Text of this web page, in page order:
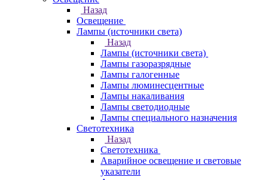
Назад
Освещение
Лампы (источники света)
Назад
Лампы (источники света)
Лампы газоразрядные
Лампы галогенные
Лампы люминесцентные
Лампы накаливания
Лампы светодиодные
Лампы специального назначения
Светотехника
Назад
Светотехника
Аварийное освещение и световые
указатели